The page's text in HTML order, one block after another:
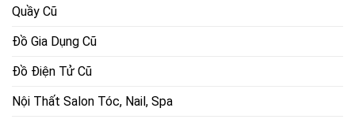
Quầy Cũ
Đồ Gia Dụng Cũ
Đồ Điện Tử Cũ
Nội Thất Salon Tóc, Nail, Spa